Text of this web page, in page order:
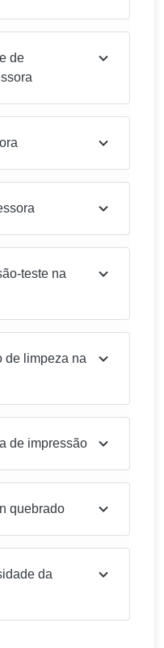
de
teste na
de limpeza na
de impressão
quebrado
da